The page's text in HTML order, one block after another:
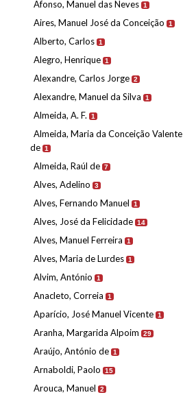
Afonso, Manuel das Neves 1
Aires, Manuel José da Conceição 1
Alberto, Carlos 1
Alegro, Henrique 1
Alexandre, Carlos Jorge 2
Alexandre, Manuel da Silva 1
Almeida, A. F. 1
Almeida, Maria da Conceição Valente
de 1
Almeida, Raúl de 7
Alves, Adelino 3
Alves, Fernando Manuel 1
Alves, José da Felicidade 14
Alves, Manuel Ferreira 1
Alves, Maria de Lurdes 1
Alvim, António 1
Anacleto, Correia 1
Aparício, José Manuel Vicente 1
Aranha, Margarida Alpoim 29
Araújo, António de 1
Arnaboldi, Paolo 15
Arouca, Manuel 2